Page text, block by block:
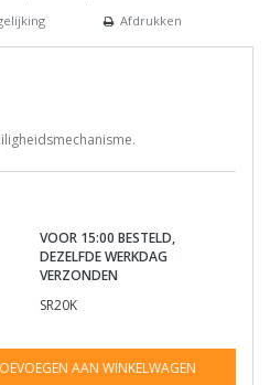
Afdrukken
VOOR 15:00 BESTELD,
DEZELFDE WERKDAG
VERZONDEN
SR20K
AAN WINKELWAGEN